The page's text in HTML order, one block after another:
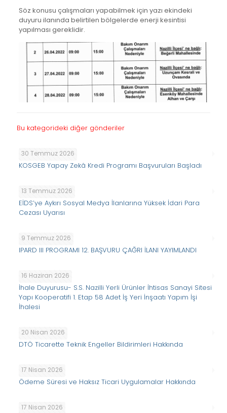
Söz konusu çalışmaları yapabilmek için yazı ekindeki
duyuru ilanında belirtilen bölgelerde enerji kesintisi
yapılması gereklidir.
Bu kategorideki diğer gönderiler
30 Temmuz 2026
KOSGEB Yapay Zekâ Kredi Programı Başvuruları Başladı
13 Temmuz 2026
EİDS’ye Aykırı Sosyal Medya İlanlarına Yüksek İdari Para
Cezası Uyarısı
9 Temmuz 2026
IPARD III PROGRAMI 12. BAŞVURU ÇAĞRI İLANI YAYIMLANDI
16 Haziran 2026
İhale Duyurusu- S.S. Nazilli Yerli Ürünler İhtisas Sanayi Sitesi
Yapı Kooperatifi 1. Etap 58 Adet İş Yeri İnşaatı Yapım İşi
İhalesi
20 Nisan 2026
DTÖ Ticarette Teknik Engeller Bildirimleri Hakkında
17 Nisan 2026
Ödeme Süresi ve Haksız Ticari Uygulamalar Hakkında
17 Nisan 2026